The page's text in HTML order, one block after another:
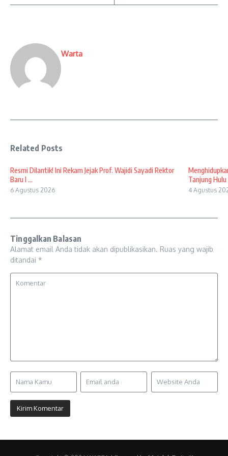
Warta
Related Posts
Resmi Dilantik! Ini Rekam Jejak Prof. Wajidi Sayadi Rektor
Baru I ...
6 Agustus 2026
Tanjung Hulu
4 Agustus
Tinggalkan Balasan
Alamat email Anda tidak akan dipublikasikan. Ruas yang wajib
ditandai *